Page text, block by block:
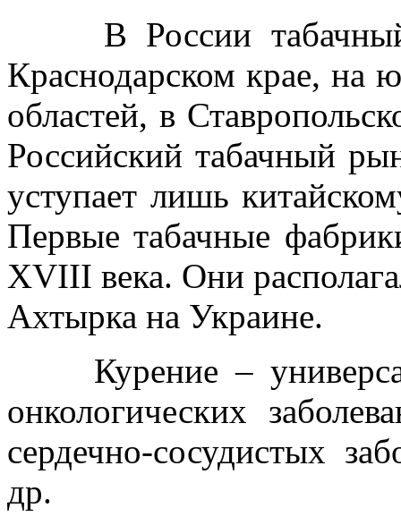
В России табачный
Краснодарском крае, на
областей, в
Российский табачный
уступает лишь
Первые табачные
XVIII века. Они
Ахтырка на Украине.
Курение –
онкологических
сердечно-сосудистых
др.